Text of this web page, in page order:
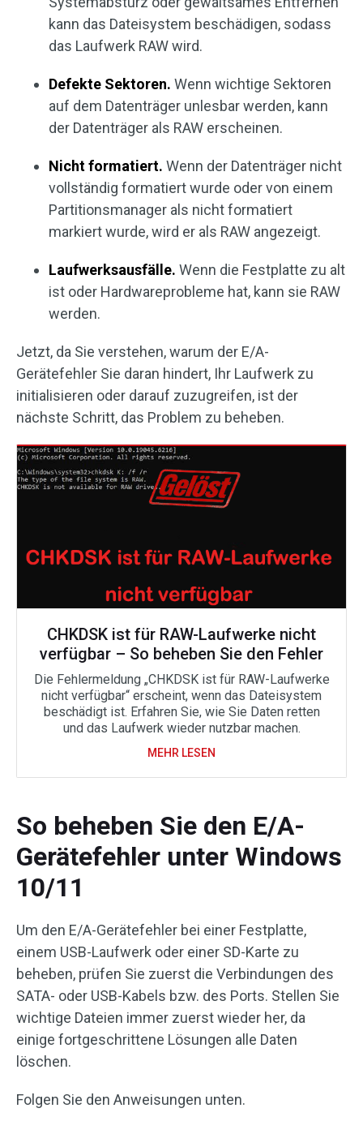
kann das Dateisystem beschädigen, sodass
das Laufwerk RAW wird.
Defekte Sektoren. Wenn wichtige Sektoren
auf dem Datenträger unlesbar werden, kann
der Datenträger als RAW erscheinen.
Nicht formatiert. Wenn der Datenträger nicht
vollständig formatiert wurde oder von einem
Partitionsmanager als nicht formatiert
markiert wurde, wird er als RAW angezeigt.
Laufwerksausfälle. Wenn die Festplatte zu alt
ist oder Hardwareprobleme hat, kann sie RAW
werden.
Jetzt, da Sie verstehen, warum der E/A-
Gerätefehler Sie daran hindert, Ihr Laufwerk zu
initialisieren oder darauf zuzugreifen, ist der
nächste Schritt, das Problem zu beheben.
CHKDSK ist für RAW-Laufwerke nicht
verfügbar – So beheben Sie den Fehler
Die Fehlermeldung „CHKDSK ist für RAW-Laufwerke
nicht verfügbar“ erscheint, wenn das Dateisystem
beschädigt ist. Erfahren Sie, wie Sie Daten retten
und das Laufwerk wieder nutzbar machen.
MEHR LESEN
So beheben Sie den E/A-
Gerätefehler unter Windows
10/11
Um den E/A-Gerätefehler bei einer Festplatte,
einem USB-Laufwerk oder einer SD-Karte zu
beheben, prüfen Sie zuerst die Verbindungen des
SATA- oder USB-Kabels bzw. des Ports. Stellen Sie
wichtige Dateien immer zuerst wieder her, da
einige fortgeschrittene Lösungen alle Daten
löschen.
Folgen Sie den Anweisungen unten.